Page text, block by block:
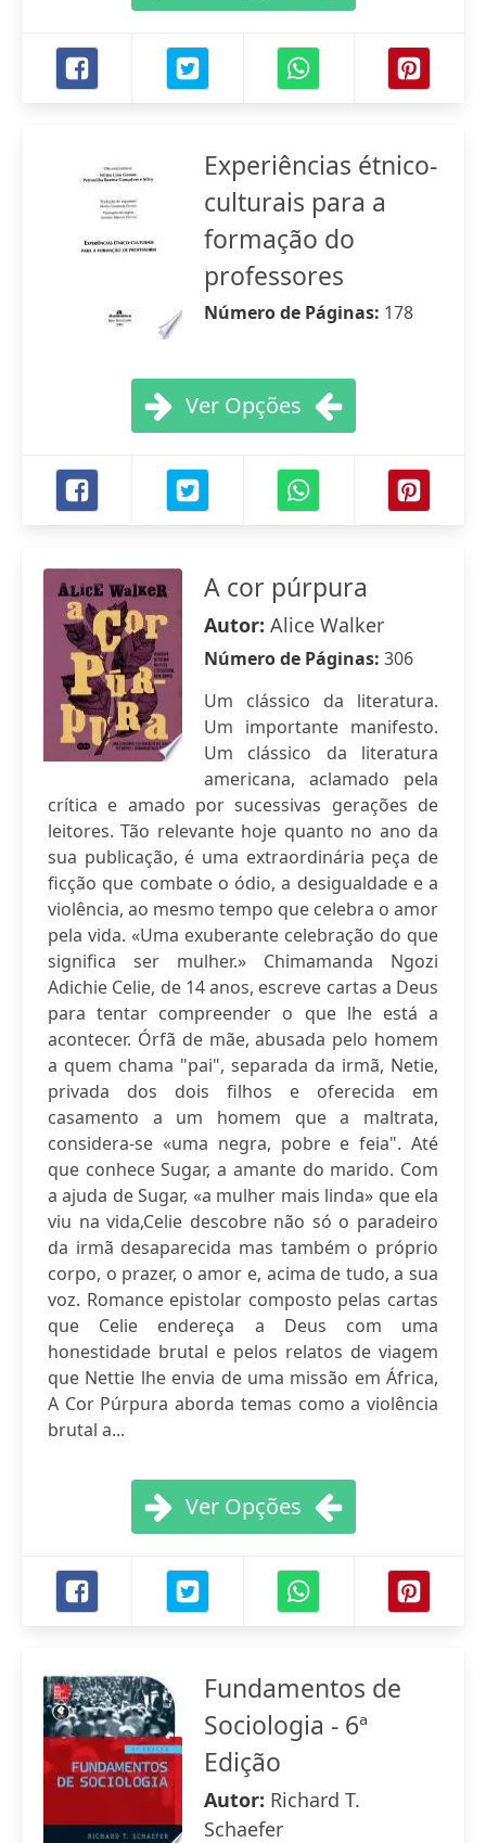
Experiências étnico-
culturais para a
formação do
professores
Número de Páginas: 178
Ver Opções
A cor púrpura
Autor: Alice Walker
Número de Páginas: 306
Um clássico da literatura.
Um importante manifesto.
Um clássico da literatura
americana, aclamado pela
crítica e amado por sucessivas gerações de
leitores. Tão relevante hoje quanto no ano da
sua publicação, é uma extraordinária peça de
ficção que combate o ódio, a desigualdade e a
violência, ao mesmo tempo que celebra o amor
pela vida. «Uma exuberante celebração do que
significa ser mulher.» Chimamanda Ngozi
Adichie Celie, de 14 anos, escreve cartas a Deus
para tentar compreender o que lhe está a
acontecer. Órfã de mãe, abusada pelo homem
a quem chama "pai", separada da irmã, Netie,
privada dos dois filhos e oferecida em
casamento a um homem que a maltrata,
considera-se «uma negra, pobre e feia". Até
que conhece Sugar, a amante do marido. Com
a ajuda de Sugar, «a mulher mais linda» que ela
viu na vida,Celie descobre não só o paradeiro
da irmã desaparecida mas também o próprio
corpo, o prazer, o amor e, acima de tudo, a sua
voz. Romance epistolar composto pelas cartas
que Celie endereça a Deus com uma
honestidade brutal e pelos relatos de viagem
que Nettie lhe envia de uma missão em África,
A Cor Púrpura aborda temas como a violência
brutal a...
Ver Opções
Fundamentos de
Sociologia - 6ª
Edição
Autor: Richard T.
Schaefer